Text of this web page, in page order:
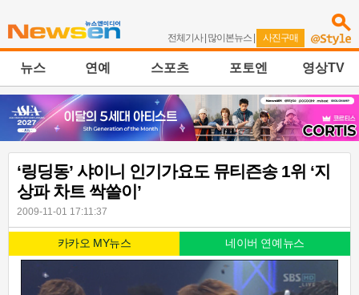
전체기사| 많이본뉴스 | 사진구매
뉴스 연예 스포츠 포토엔 영상TV
‘링딩동’ 샤이니 인기가요도 뮤티즌송 1위 ‘지
상파 차트 싹쓸이’
2009-11-01 17:11:37
카카오 MY뉴스 네이버 연예뉴스